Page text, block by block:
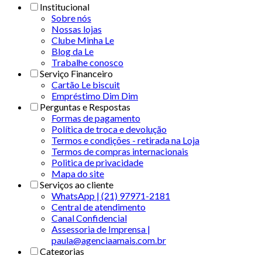
Institucional
Sobre nós
Nossas lojas
Clube Minha Le
Blog da Le
Trabalhe conosco
Serviço Financeiro
Cartão Le biscuit
Empréstimo Dim Dim
Perguntas e Respostas
Formas de pagamento
Política de troca e devolução
Termos e condições - retirada na Loja
Termos de compras internacionais
Politica de privacidade
Mapa do site
Serviços ao cliente
WhatsApp | (21) 97971-2181
Central de atendimento
Canal Confidencial
Assessoria de Imprensa |
paula@agenciaamais.com.br
Categorias